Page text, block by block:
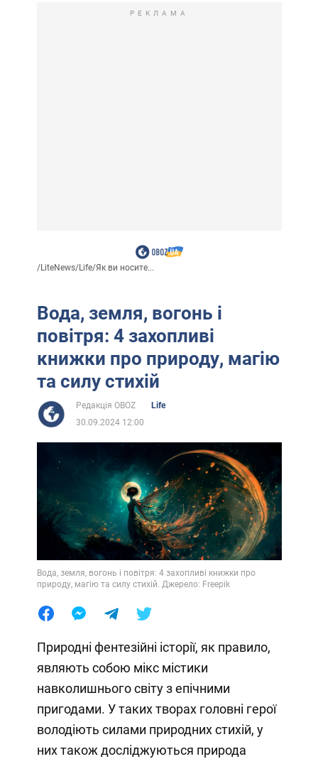
РЕКЛАМА
/LiteNews/Life/Як ви носите...
Вода, земля, вогонь і
повітря: 4 захопливі
книжки про природу, магію
та силу стихій
Редакція OBOZ
Life
30.09.2024 12:00
Вода, земля, вогонь і повітря: 4 захопливі книжки про
природу, магію та силу стихій. Джерело: Freepik
Природні фентезійні історії, як правило,
являють собою мікс містики
навколишнього світу з епічними
пригодами. У таких творах головні герої
володіють силами природних стихій, у
них також досліджуються природа